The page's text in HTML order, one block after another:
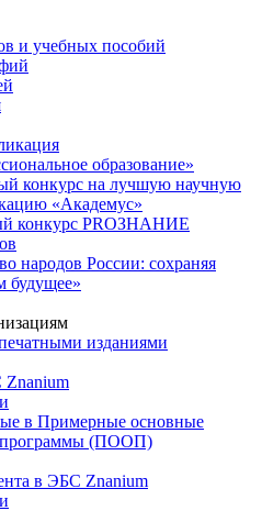
и учебных пособий
образование»
конкурс на лучшую научную
«Академус»
конкурс PROЗНАНИЕ
народов России: сохраняя
будущее»
изданиями
в Примерные основные
программы (ПООП)
в ЭБС Znanium